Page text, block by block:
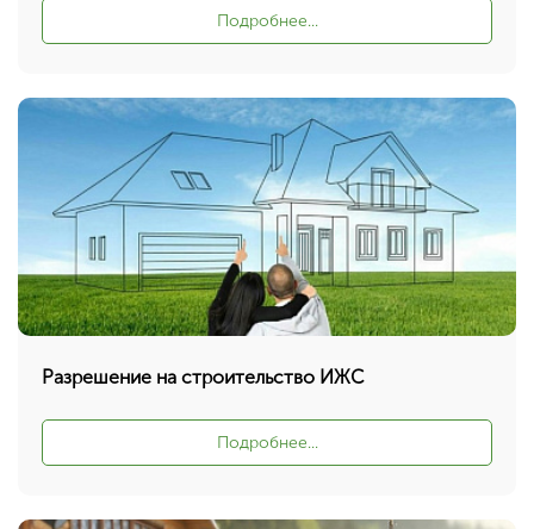
Подробнее...
Разрешение на строительство ИЖС
Подробнее...